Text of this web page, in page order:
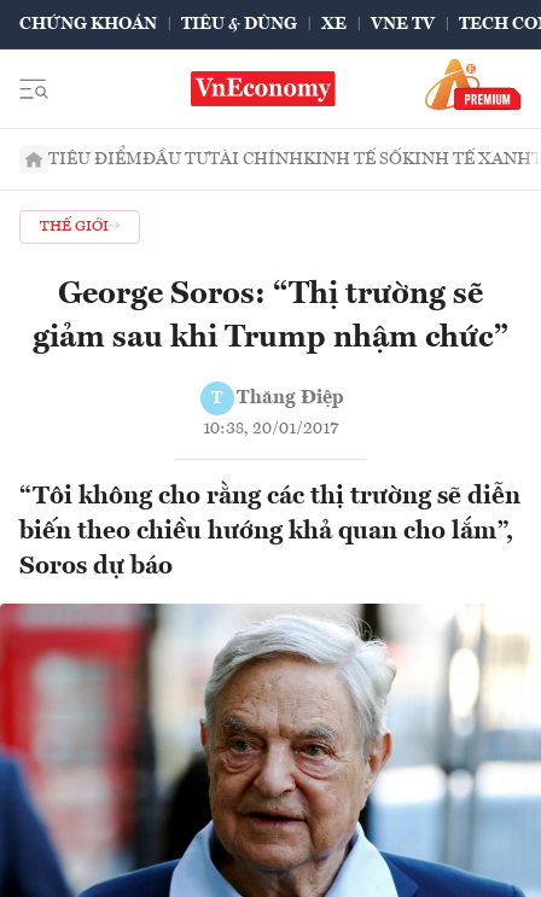
CHỨNG KHOÁN TIÊU & DÙNG XE VNE TV TECH
TIÊU ĐIỂMĐẦU TƯTÀI CHÍNHKINH TẾ SỐKINH TẾ XANH
THẾ GIỚI
George Soros: “Thị trường sẽ
giảm sau khi Trump nhậm chức”
T Thăng Điệp
10:38, 20/01/2017
“Tôi không cho rằng các thị trường sẽ diễn
biến theo chiều hướng khả quan cho lắm”,
Soros dự báo